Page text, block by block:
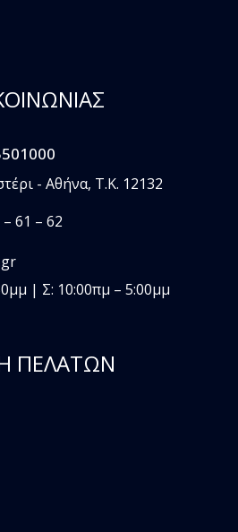
- Αθήνα, T.K. 12132
61 – 62
| Σ: 10:00πμ – 5:00μμ
ΠΕΛΑΤΩΝ